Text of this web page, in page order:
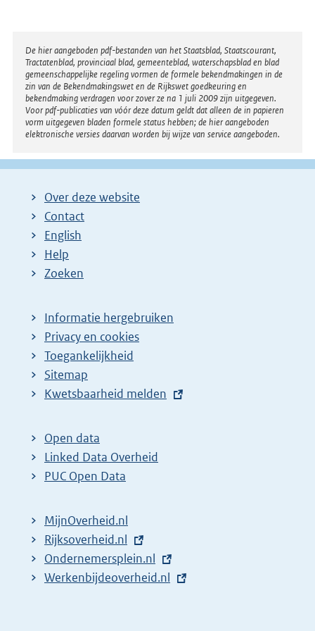
Disclaimer
De hier aangeboden pdf-bestanden van het Staatsblad, Staatscourant,
Tractatenblad, provinciaal blad, gemeenteblad, waterschapsblad en blad
gemeenschappelijke regeling vormen de formele bekendmakingen in de
zin van de Bekendmakingswet en de Rijkswet goedkeuring en
bekendmaking verdragen voor zover ze na 1 juli 2009 zijn uitgegeven.
Voor pdf-publicaties van vóór deze datum geldt dat alleen de in papieren
vorm uitgegeven bladen formele status hebben; de hier aangeboden
elektronische versies daarvan worden bij wijze van service aangeboden.
Over deze website
Contact
English
Help
Zoeken
Informatie hergebruiken
Privacy en cookies
Toegankelijkheid
Sitemap
E
t
e
r
l
i
n
k
Kwetsbaarheid melden
Open data
Linked Data Overheid
PUC Open Data
MijnOverheid.nl
E
x
t
Rijksoverheid.nl
E
x
Ondernemersplein.nl
E
Werkenbijdeoverheid.nl